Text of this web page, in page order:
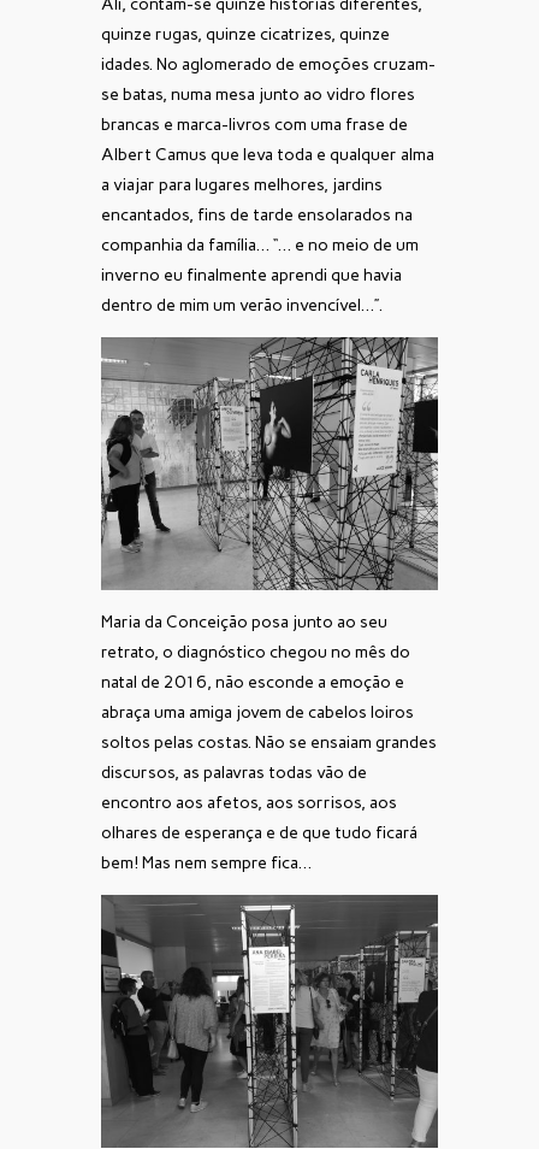
quinze rugas, quinze cicatrizes, quinze
idades. No aglomerado de emoções cruzam-
se batas, numa mesa junto ao vidro flores
brancas e marca-livros com uma frase de
Albert Camus que leva toda e qualquer alma
a viajar para lugares melhores, jardins
encantados, fins de tarde ensolarados na
companhia da família… “… e no meio de um
inverno eu finalmente aprendi que havia
dentro de mim um verão invencível…”.
Maria da Conceição posa junto ao seu
retrato, o diagnóstico chegou no mês do
natal de 2016, não esconde a emoção e
abraça uma amiga jovem de cabelos loiros
soltos pelas costas. Não se ensaiam grandes
discursos, as palavras todas vão de
encontro aos afetos, aos sorrisos, aos
olhares de esperança e de que tudo ficará
bem! Mas nem sempre fica…